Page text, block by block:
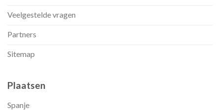
Veelgestelde vragen
Partners
Sitemap
Plaatsen
Spanje